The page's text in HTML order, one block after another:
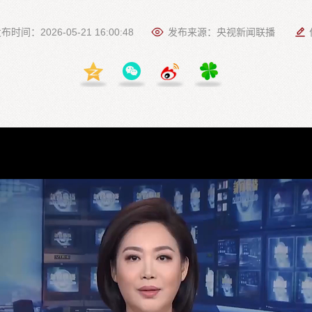
时间：2026-05-21 16:00:48 发布来源：央视新闻联播